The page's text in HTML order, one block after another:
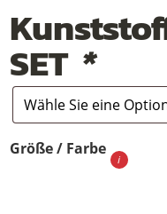
SET *
Größe / Farbe
+